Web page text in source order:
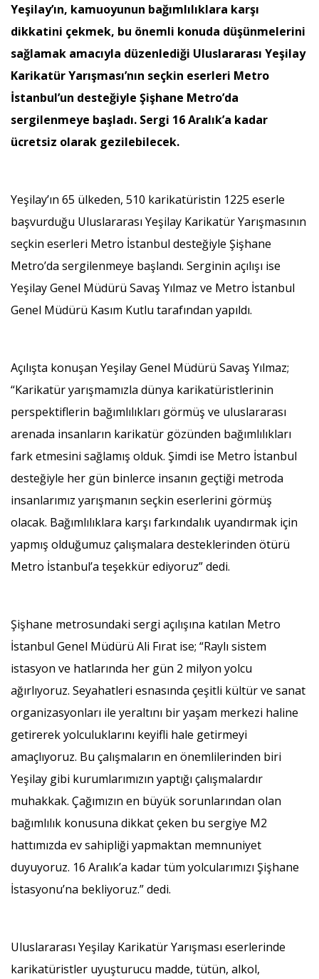
Yeşilay’ın, kamuoyunun bağımlılıklara karşı
dikkatini çekmek, bu önemli konuda düşünmelerini
sağlamak amacıyla düzenlediği Uluslararası Yeşilay
Karikatür Yarışması’nın seçkin eserleri Metro
İstanbul’un desteğiyle Şişhane Metro’da
sergilenmeye başladı. Sergi 16 Aralık’a kadar
ücretsiz olarak gezilebilecek.
Yeşilay’ın 65 ülkeden, 510 karikatüristin 1225 eserle
başvurduğu Uluslararası Yeşilay Karikatür Yarışmasının
seçkin eserleri Metro İstanbul desteğiyle Şişhane
Metro’da sergilenmeye başlandı. Serginin açılışı ise
Yeşilay Genel Müdürü Savaş Yılmaz ve Metro İstanbul
Genel Müdürü Kasım Kutlu tarafından yapıldı.
Açılışta konuşan Yeşilay Genel Müdürü Savaş Yılmaz;
“Karikatür yarışmamızla dünya karikatüristlerinin
perspektiflerin bağımlılıkları görmüş ve uluslararası
arenada insanların karikatür gözünden bağımlılıkları
fark etmesini sağlamış olduk. Şimdi ise Metro İstanbul
desteğiyle her gün binlerce insanın geçtiği metroda
insanlarımız yarışmanın seçkin eserlerini görmüş
olacak. Bağımlılıklara karşı farkındalık uyandırmak için
yapmış olduğumuz çalışmalara desteklerinden ötürü
Metro İstanbul’a teşekkür ediyoruz” dedi.
Şişhane metrosundaki sergi açılışına katılan Metro
İstanbul Genel Müdürü Ali Fırat ise; “Raylı sistem
istasyon ve hatlarında her gün 2 milyon yolcu
ağırlıyoruz. Seyahatleri esnasında çeşitli kültür ve sanat
organizasyonları ile yeraltını bir yaşam merkezi haline
getirerek yolculuklarını keyifli hale getirmeyi
amaçlıyoruz. Bu çalışmaların en önemlilerinden biri
Yeşilay gibi kurumlarımızın yaptığı çalışmalardır
muhakkak. Çağımızın en büyük sorunlarından olan
bağımlılık konusuna dikkat çeken bu sergiye M2
hattımızda ev sahipliği yapmaktan memnuniyet
duyuyoruz. 16 Aralık’a kadar tüm yolcularımızı Şişhane
İstasyonu’na bekliyoruz.” dedi.
Uluslararası Yeşilay Karikatür Yarışması eserlerinde
karikatüristler uyuşturucu madde, tütün, alkol,